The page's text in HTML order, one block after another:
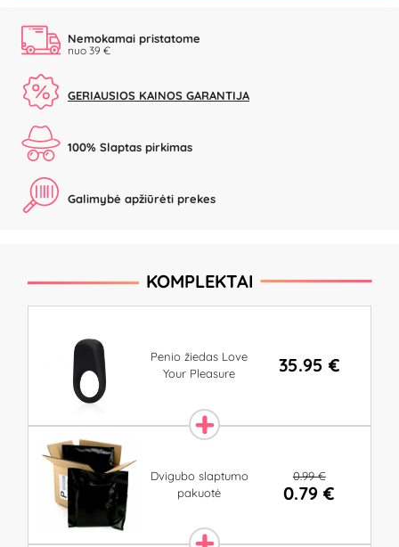
Nemokamai pristatome
nuo 39 €
GERIAUSIOS KAINOS GARANTIJA
100% Slaptas pirkimas
Galimybė apžiūrėti prekes
KOMPLEKTAI
Penio žiedas Love
Your Pleasure
35.95 €
Dvigubo slaptumo
pakuotė
0.99 €
0.79 €